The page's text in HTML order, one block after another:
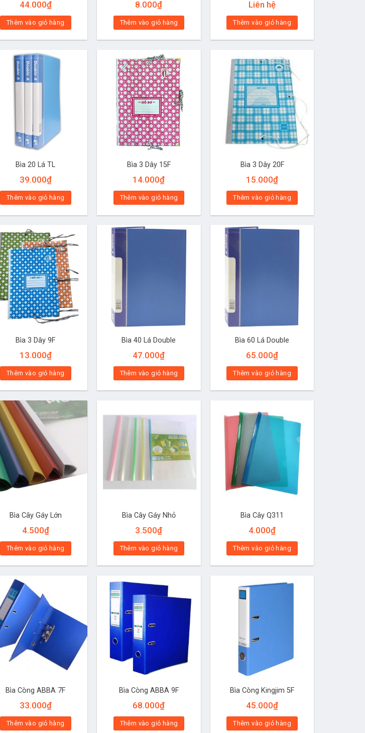
44.000₫
Thêm vào giỏ hàng
8.000₫
Thêm vào giỏ hàng
Liên hệ
Thêm vào giỏ hàng
Bìa 20 Lá TL
39.000₫
Thêm vào giỏ hàng
Bìa 3 Dây 15F
14.000₫
Thêm vào giỏ hàng
Bìa 3 Dây 20F
15.000₫
Thêm vào giỏ hàng
Bìa 3 Dây 9F
13.000₫
Thêm vào giỏ hàng
Bìa 40 Lá Double
47.000₫
Thêm vào giỏ hàng
Bìa 60 Lá Double
65.000₫
Thêm vào giỏ hàng
Bìa Cây Gáy Lớn
4.500₫
Thêm vào giỏ hàng
Bìa Cây Gáy Nhỏ
3.500₫
Thêm vào giỏ hàng
Bìa Cây Q311
4.000₫
Thêm vào giỏ hàng
Bìa Còng ABBA 7F
33.000₫
Thêm vào giỏ hàng
Bìa Còng ABBA 9F
68.000₫
Thêm vào giỏ hàng
Bìa Còng Kingjim 5F
45.000₫
Thêm vào giỏ hàng